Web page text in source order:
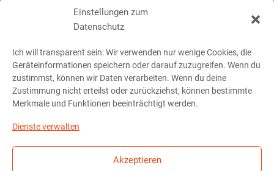
Einstellungen zum
Datenschutz
Ich will transparent sein: Wir verwenden nur wenige Cookies, die
Geräteinformationen speichern oder darauf zuzugreifen. Wenn du
zustimmst, können wir Daten verarbeiten. Wenn du deine
Zustimmung nicht erteilst oder zurückziehst, können bestimmte
Merkmale und Funktionen beeinträchtigt werden.
Dienste verwalten
Akzeptieren
So erreichst Du mich:
Telefon: 01 76 – 23 78 32 91
E-Mail schreiben